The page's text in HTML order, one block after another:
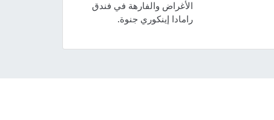
الأغراض والفارهة في فندق
رامادا إينكوري جنوة.